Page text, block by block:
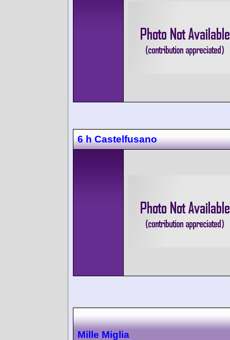
6 h Castelfusano
Mille Miglia